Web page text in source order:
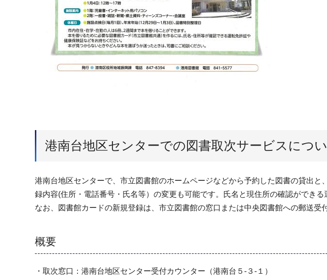
港南台地区センターでの図書取次サービスにつ
港南台地区センターで、市立図書館のホームページなどから予約した図書の貸出
録内容(住所・電話番号・氏名等）の変更も可能です。氏名と現住所の確認ができる
なお、図書館カードの新規登録は、市立図書館の窓口または中央図書館への郵送受
概要
・取次窓口：港南台地区センター受付カウンター（港南台５-３-１）